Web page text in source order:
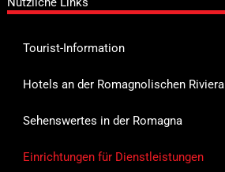
Tourist-Information
Hotels an der Romagnolischen Riviera
Sehenswertes in der Romagna
Einrichtungen für Dienstleistungen